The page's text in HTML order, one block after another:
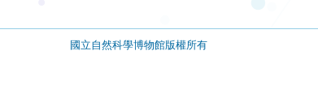
國立自然科學博物館版權所有